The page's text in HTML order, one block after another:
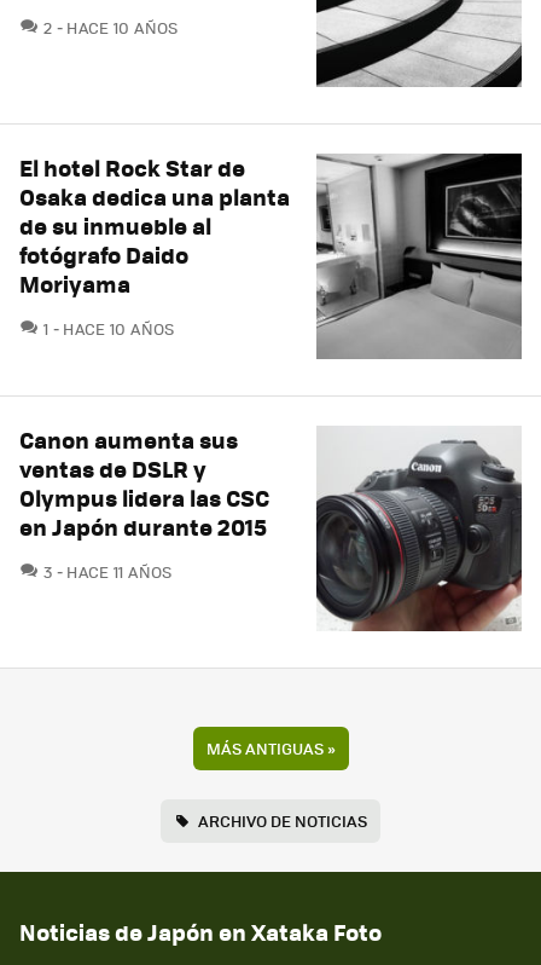
2 COMENTARIOS
HACE 10 AÑOS
El hotel Rock Star de
Osaka dedica una planta
de su inmueble al
fotógrafo Daido
Moriyama
1 COMENTARIOS
HACE 10 AÑOS
Canon aumenta sus
ventas de DSLR y
Olympus lidera las CSC
en Japón durante 2015
3 COMENTARIOS
HACE 11 AÑOS
MÁS ANTIGUAS»
ARCHIVO DE NOTICIAS
Noticias de Japón en Xataka Foto